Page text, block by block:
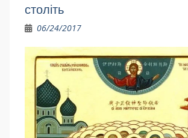
століть
06/24/2017